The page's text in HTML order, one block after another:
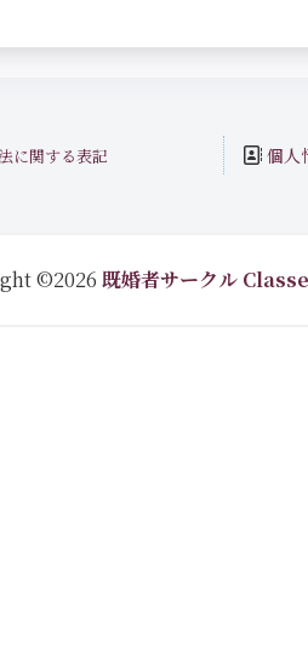
に関する表記 個人
©2026 既婚者サークル